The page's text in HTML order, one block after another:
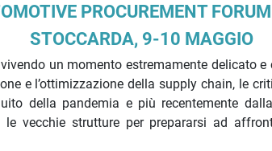
PROCUREMENT
STOCCARDA, 9-10 MAGGIO
un momento estremamente delicato
e l’ottimizzazione della supply chain, le
della pandemia e più recentemente
vecchie strutture per prepararsi ad